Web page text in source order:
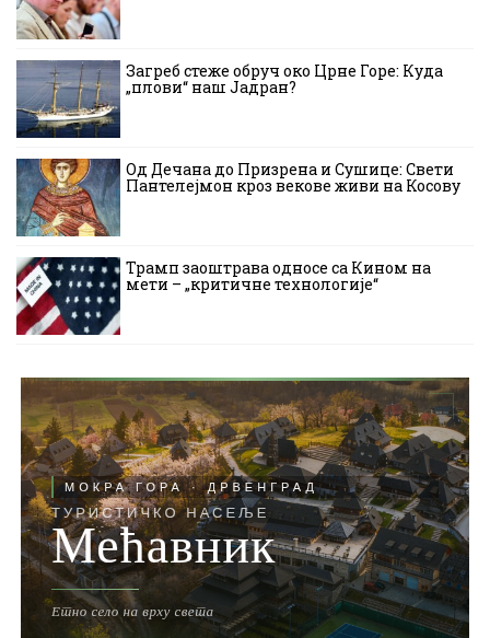
Загреб стеже обруч око Црне Горе: Куда
„плови“ наш Јадран?
Од Дечана до Призрена и Сушице: Свети
Пантелејмон кроз векове живи на Косову
Трамп заоштрава односе са Кином на
мети – „критичне технологије“